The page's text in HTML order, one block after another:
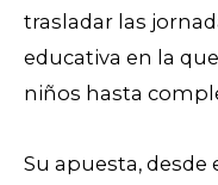
trasladar las
educativa en la
niños hasta
Su apuesta, desde